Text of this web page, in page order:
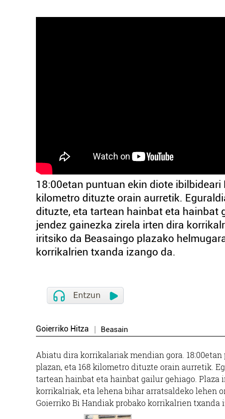
18:00etan puntuan ekin diote
kilometro dituzte orain aurretik.
dituzte, eta tartean hainbat eta hainbat
jendez gainezka zirela irten dira
iritsiko da Beasaingo plazako
korrikalrien txanda izango da.
Goierriko Hitza Beasain
Abiatu dira korrikalariak mendian gora.
plazan, eta 168 kilometro dituzte orain aurretik.
tartean hainbat eta hainbat gailur gehiago.
korrikalriak, eta lehena bihar arratsaldeko lehen
Goierriko Bi Handiak probako korrikalrien txanda